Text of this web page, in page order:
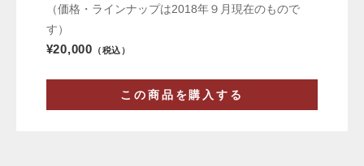
（価格・ラインナップは2018年９月現在のもので
す）
¥20,000 （税込）
この商品を購入する